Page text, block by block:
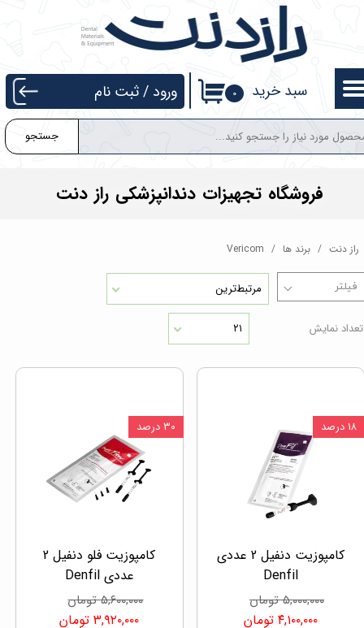
جستجو
۰ سبد خرید ورود /ثبت نام
حساب کاربری من
تغییر گذر واژه
سفارشات
خروج از حساب کاربری
فروشگاه تجهیزات دندانپزشکی راز دنت
راز دنت برند ها Vericom
مرتبط‌ترین
تعداد نمایش ۲۱
کامپوزیت دنفیل 2 عددی
Denfil
۵,۰۰۰,۰۰۰ تومان
۴,۱۰۰,۰۰۰ تومان
۱۸ درصد
کامپوزیت فلو دنفیل 2
عددی Denfil
۵,۶۰۰,۰۰۰ تومان
۳,۹۲۰,۰۰۰ تومان
۳۰ درصد